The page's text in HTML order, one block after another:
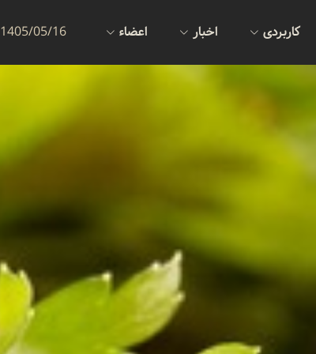
کاربردی اخبار اعضاء 1405/05/16